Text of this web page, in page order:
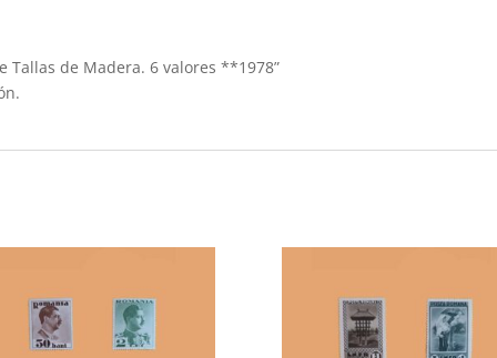
Tallas de Madera. 6 valores **1978”